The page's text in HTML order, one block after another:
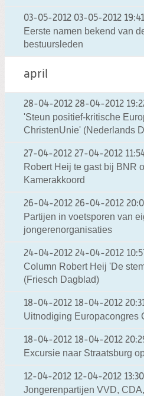
03-05-2012 03-05-2012 19:41
Eerste namen bekend van
bestuursleden
april
28-04-2012 28-04-2012
'Steun positief-kritische
ChristenUnie' (Nederlands
27-04-2012 27-04-2012
Robert Heij te gast bij BNR
Kamerakkoord
26-04-2012 26-04-2012
Partijen in voetsporen van
jongerenorganisaties
24-04-2012 24-04-2012
Column Robert Heij 'De
(Friesch Dagblad)
18-04-2012 18-04-2012
Uitnodiging Europacongres
18-04-2012 18-04-2012
Excursie naar Straatsburg
12-04-2012 12-04-2012 13:30
Jongerenpartijen VVD,